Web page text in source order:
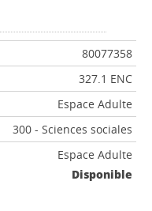
80077358
327.1 ENC
Espace Adulte
300 - Sciences sociales
Espace Adulte
Disponible